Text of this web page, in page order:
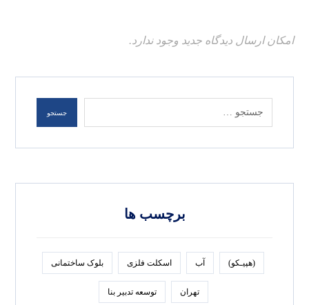
امکان ارسال دیدگاه جدید وجود ندارد.
برچسب ها
(هپیـکو) آب اسکلت فلزی بلوک ساختمانی
تهران توسعه تدبير بنا